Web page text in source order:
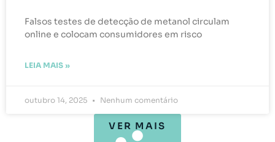
Falsos testes de detecção de metanol circulam
online e colocam consumidores em risco
LEIA MAIS »
outubro 14, 2025 Nenhum comentário
VER MAIS